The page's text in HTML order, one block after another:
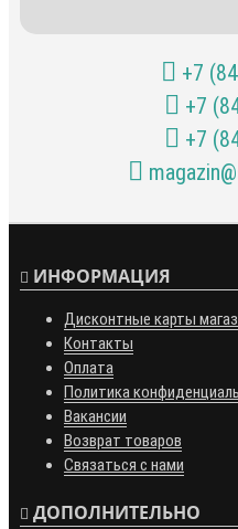
+7
+7
+7
ИНФОРМАЦИЯ
Дисконтные карты
Контакты
Оплата
Политика
Вакансии
Возврат товаров
Связаться с нами
ДОПОЛНИТЕЛЬНО